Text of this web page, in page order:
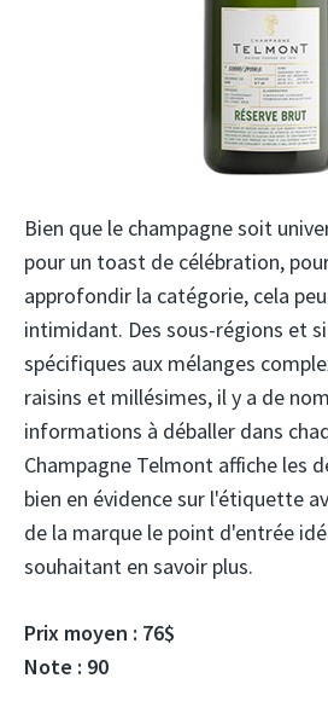
Bien que le champagne soit
pour un toast de célébration,
approfondir la catégorie, cela
intimidant. Des sous-régions et
spécifiques aux mélanges
raisins et millésimes, il y a de
informations à déballer dans
Champagne Telmont affiche les
bien en évidence sur l'étiquette
de la marque le point d'entrée
souhaitant en savoir plus.
Prix ​​moyen : 76$
Note : 90